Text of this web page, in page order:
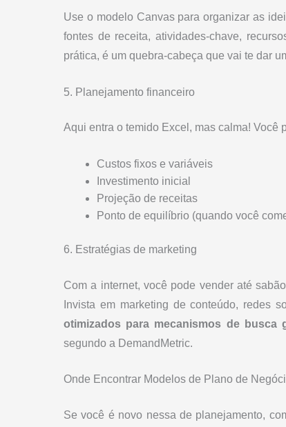
Use o modelo Canvas para organizar as
fontes de receita, atividades-chave,
prática, é um quebra-cabeça que vai te dar
5. Planejamento financeiro
Aqui entra o temido Excel, mas calma! Você
Custos fixos e variáveis
Investimento inicial
Projeção de receitas
Ponto de equilíbrio (quando você
6. Estratégias de marketing
Com a internet, você pode vender até
Invista em marketing de conteúdo, redes
otimizados para mecanismos de
segundo a DemandMetric.
Onde Encontrar Modelos de Plano de
Se você é novo nessa de planejamento,